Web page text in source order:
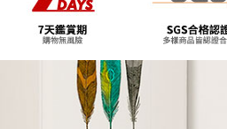
５．嚴禁一人註冊多個帳號或使
形，恩沛科技股份有限公司將有
動。